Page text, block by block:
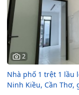
2
Nhà phố 1 trệt 1 lầu
Ninh Kiều, Cần Thơ,